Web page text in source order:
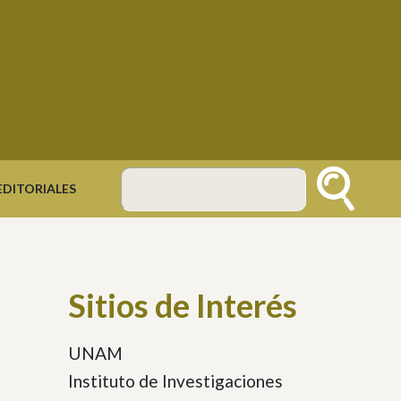
Buscar
Sitios de Interés
UNAM
Instituto de Investigaciones